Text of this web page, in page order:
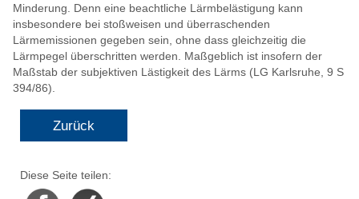
Minderung. Denn eine beachtliche Lärmbelästigung kann
insbesondere bei stoßweisen und überraschenden
Lärmemissionen gegeben sein, ohne dass gleichzeitig die
Lärmpegel überschritten werden. Maßgeblich ist insofern der
Maßstab der subjektiven Lästigkeit des Lärms (LG Karlsruhe, 9 S
394/86).
Zurück
Diese Seite teilen:
Facebook Xing